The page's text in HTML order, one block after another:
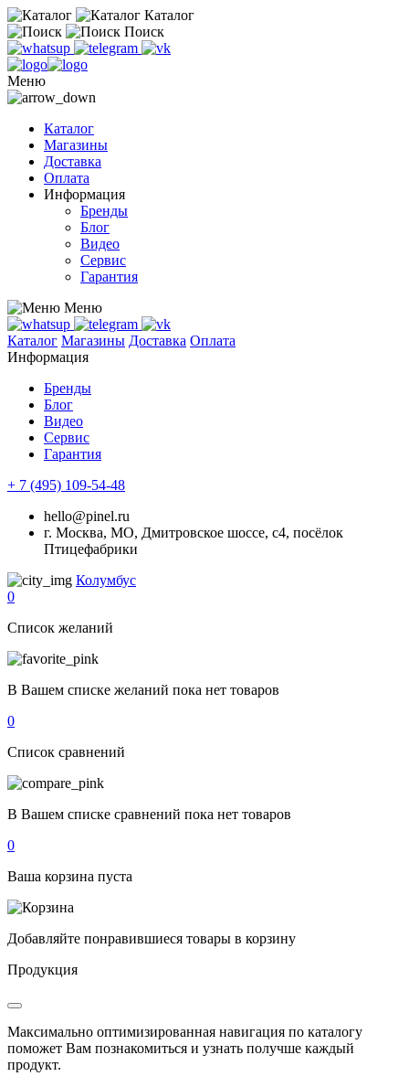
Каталог
Поиск
Меню
Каталог
Магазины
Доставка
Оплата
Информация
Бренды
Блог
Видео
Сервис
Гарантия
Меню
Каталог Магазины Доставка Оплата
Информация
Бренды
Блог
Видео
Сервис
Гарантия
+ 7 (495) 109-54-48
hello@pinel.ru
г. Москва, МО, Дмитровское шоссе, с4, посёлок
Птицефабрики
Колумбус
0
Список желаний
В Вашем списке желаний пока нет товаров
0
Список сравнений
В Вашем списке сравнений пока нет товаров
0
Ваша корзина пуста
Добавляйте понравившиеся товары в корзину
Продукция
Максимально оптимизированная навигация по каталогу
поможет Вам познакомиться и узнать получше каждый
продукт.